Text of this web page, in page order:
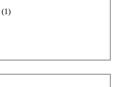
(1)